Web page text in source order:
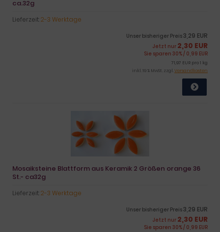
ca.32g
Lieferzeit:2-3 Werktage
Unser bisheriger Preis3,29 EUR
Jetzt nur 2,30 EUR
Sie sparen 30% / 0,99 EUR
71,97 EUR pro 1 kg
inkl. 19 % MwSt. zzgl.Versandkosten
Mosaiksteine Blattform aus Keramik 2 Größen orange 36
St.- ca32g
Lieferzeit:2-3 Werktage
Unser bisheriger Preis3,29 EUR
Jetzt nur 2,30 EUR
Sie sparen 30% / 0,99 EUR